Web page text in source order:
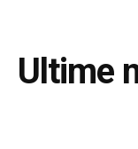
Ultime